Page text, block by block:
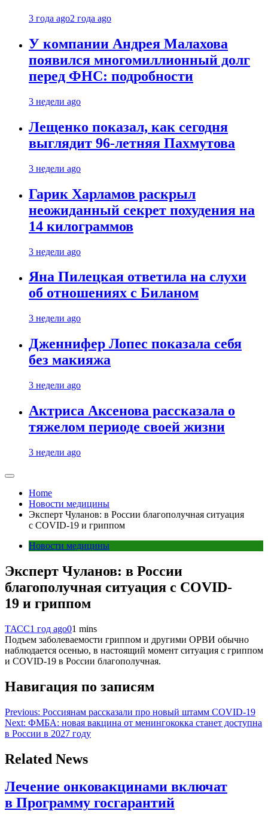
3 года ago2 года ago
У компании Андрея Малахова
появился многомиллионный долг
перед ФНС: подробности
3 недели ago
Лещенко показал, как сегодня
выглядит 96-летняя Пахмутова
3 недели ago
Гарик Харламов раскрыл
неожиданный секрет похудения на
14 килограммов
3 недели ago
Яна Пилецкая ответила на слухи
об отношениях с Биланом
3 недели ago
Дженнифер Лопес показала себя
без макияжа
3 недели ago
Актриса Аксенова рассказала о
тяжелом периоде своей жизни
3 недели ago
Home
Новости медицины
Эксперт Чуланов: в России благополучная ситуация
с COVID-19 и гриппом
Новости медицины
Эксперт Чуланов: в России
благополучная ситуация с COVID-
19 и гриппом
ТАСС1 год ago01 mins
Подъем заболеваемости гриппом и другими ОРВИ обычно
наблюдается осенью, в настоящий момент ситуация с гриппом
и COVID-19 в России благополучная.
Навигация по записям
Previous: Россиянам рассказали про новый штамм COVID-19
Next: ФМБА: новая вакцина от менингококка станет доступна
в России в 2027 году
Related News
Лечение онковакцинами включат
в Программу госгарантий